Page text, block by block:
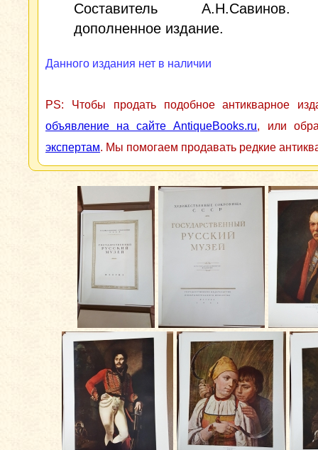
Составитель А.Н.Савинов.
дополненное издание.
Данного издания нет в наличии
PS: Чтобы продать подобное антикварное
объявление на сайте AntiqueBooks.ru, или
экспертам. Мы помогаем продавать редкие